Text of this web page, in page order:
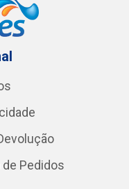
de Pedidos